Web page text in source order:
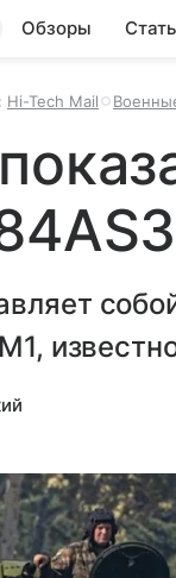
Обзоры
Hi-Tech Mail